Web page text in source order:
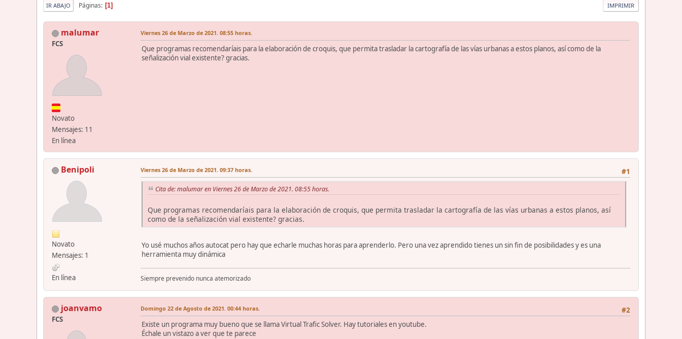
IMPRIMIR
IR ABAJO Páginas 1
malumar
FCS
Novato
Mensajes: 11
En línea
Viernes 26 de Marzo de 2021. 08:55 horas.
Que programas recomendaríais para la elaboración de croquis, que permita trasladar la cartografía de las vías urbanas a estos planos, así como de la
señalización vial existente? gracias.
Benipoli
Novato
Mensajes: 1
En línea
#1
Viernes 26 de Marzo de 2021. 09:37 horas.
Cita de: malumar en Viernes 26 de Marzo de 2021. 08:55 horas.
Que programas recomendaríais para la elaboración de croquis, que permita trasladar la cartografía de las vías urbanas a estos planos, así
como de la señalización vial existente? gracias.
Yo usé muchos años autocat pero hay que echarle muchas horas para aprenderlo. Pero una vez aprendido tienes un sin fin de posibilidades y es una
herramienta muy dinámica
Siempre prevenido nunca atemorizado
joanvamo
FCS
#2
Domingo 22 de Agosto de 2021. 00:44 horas.
Existe un programa muy bueno que se llama Virtual Trafic Solver. Hay tutoriales en youtube.
Échale un vistazo a ver que te parece